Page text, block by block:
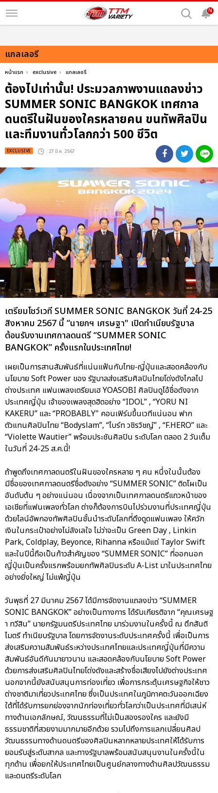
N
แกลเลอรี
หน้าแรก exclusive แกลเลอรี
ต้องไปเท่านั้น! ประมวลภาพงานแถลงข่าว
SUMMER SONIC BANGKOK เทศกาล
ดนตรีในฝันของใครหลายคน ขนทัพศิลปิน
และทีมงานทั่วโลกกว่า 500 ชีวิต
EXCLUSIVE : 27 มี.ค. 2567
เตรียมโชว์เวที SUMMER SONIC BANGKOK วันที่ 24-25
สิงหาคม 2567 นี้ “นายกฯ เศรษฐา" เปิดทําเนียบรัฐบาล
ต้อนรับงานเทศกาลดนตรี “SUMMER SONIC
BANGKOK” ครั้งแรกในประเทศไทย!
เผยเป็นการสานสัมพันธ์ที่แน่นแฟ้นกับไทย-ญี่ปุ่นและสอดคล้องกับ
นโยบาย Soft Power ของ รัฐบาลส่งเสริมศิลปินไทยโด่งดังไกลไป
ต่างประเทศ แฟนเพลงเตรียมเฮ YOASOBI ศิลปินดูโอ้ชื่อดังจาก
ประเทศญี่ปุ่น เจ้าของเพลงสุดฮิตอย่าง “IDOL” , “YORU NI
KAKERU” และ “PROBABLY" คอนเฟิร์มขึ้นเวทีแน่นอน ฟาก
ตัวแทนศิลปินไทย “Bodyslam”, “ไบร์ท วชิรวิชญ์” , “F.HERO” และ
“Violette Wautier” พร้อมประชันศิลปิน ระดับโลก ตลอด 2 วันเต็ม
ในวันที่ 24-25 ส.ค.นี้!
ถ้าพูดถึงเทศกาลดนตรีในฝันของใครหลาย ๆ คน หนึ่งในนั้นต้อง
มีชื่อของเทศกาลดนตรีชื่อดังอย่าง “SUMMER SONIC” ติดโผเป็น
อันดับต้น ๆ อย่างแน่นอน เนื่องจากเป็นเทศกาลดนตรีแถวหน้าของ
เอเชียที่แฟนเพลงทั่วโลก ต่างก็ต้องการบินไปร่วมงานที่ประเทศญี่ปุ่น
ด้วยไลน์อัพกองทัพศิลปินชั้นนําระดับโลกที่ดึงดูดแฟนเพลง ให้ควัก
เงินในกระเป๋าอย่างไม่ลังเลใจ ไม่ว่าจะเป็น Green Day , Linkin
Park, Coldplay, Beyonce, Rihanna หรือแม้แต่ Taylor Swift
และในปีนี้ถือเป็นก้าวสําคัญของ “SUMMER SONIC” ที่ออกนอก
ญี่ปุ่นเป็นครั้งแรกพร้อมยกทัพศิลปินระดับ A-List มาในประเทศไทย
อย่างยิ่งใหญ่ ไม่แพ้ญี่ปุ่น
วันพุธที่ 27 มีนาคม 2567 ได้มีการจัดงานแถลงข่าว “SUMMER
SONIC BANGKOK” อย่างเป็นทางการ ได้รับเกียรติจาก “คุณเศรษฐ
า ทวีสิน” นายกรัฐมนตรีประเทศไทย มาร่วมงานในครั้งนี้ ณ ตึกสันติ
ไมตรี ทําเนียบรัฐบาล โดยการจัดงานระดับประเทศครั้งนี้ เพื่อเป็นการ
ส่งเสริมความสัมพันธ์ระหว่างประเทศไทยและประเทศญี่ปุ่นที่มีความ
สัมพันธ์อันดีกันมายาวนาน และสอดคล้องกับนโยบาย Soft Power
ด้วยการส่งเสริมศิลปินไทยโด่งดังและสร้างชื่อเสียงไปยังต่างประเทศ
นอกจากนี้ยังสนับสนุนการท่องเที่ยว เพื่อการกระตุ้นเศรษฐกิจให้ชาว
ต่างชาติมาเที่ยวประเทศไทย ซึ่งเป็นประเทศในภูมิภาคตะวันออกเฉียง
ใต้ที่ได้รับการยกย่องจากนักท่องเที่ยวทั่วโลกว่าเป็นประเทศที่มีเสน่ห์
ทางด้านเอกลักษณ์, วัฒนธรรมที่ไม่เป็นสองรองใคร และยังมี
ธรรมชาติที่สวยงามมากมายอีกด้วย รวมไปถึงการแลกเปลี่ยนศิลป
วัฒนธรรมทางด้านดนตรีของศิลปินหลากหลายประเทศให้ได้รับการ
ยอมรับสู่ระดับสากล และทางรัฐบาลพร้อมสนับสนุนงานในครั้งนี้ใน
ทุกด้าน เพื่อยกให้ประเทศไทยเป็นศูนย์กลางทางด้านศิลปวัฒนธรรม
และดนตรีระดับโลก